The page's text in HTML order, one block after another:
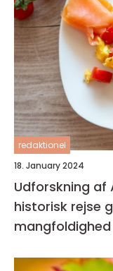
redaktionel
18. January 2024
Udforskning af
historisk rejse
mangfoldighed